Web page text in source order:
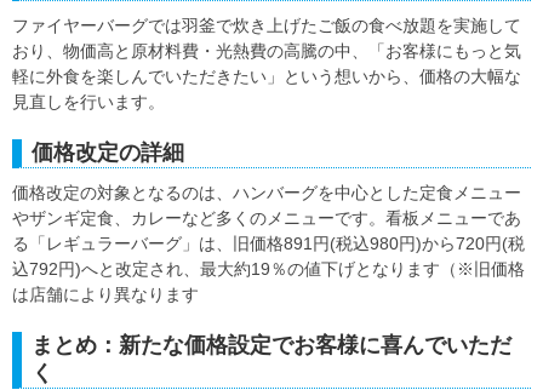
ファイヤーバーグでは羽釜で炊き上げたご飯の食べ放題を実施して
おり、物価高と原材料費・光熱費の高騰の中、「お客様にもっと気
軽に外食を楽しんでいただきたい」という想いから、価格の大幅な
見直しを行います。
価格改定の詳細
価格改定の対象となるのは、ハンバーグを中心とした定食メニュー
やザンギ定食、カレーなど多くのメニューです。看板メニューであ
る「レギュラーバーグ」は、旧価格891円(税込980円)から720円(税
込792円)へと改定され、最大約19％の値下げとなります（※旧価格
は店舗により異なります
まとめ：新たな価格設定でお客様に喜んでいただ
く